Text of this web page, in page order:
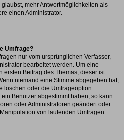
mehr Antwortmöglichkeiten als
einen Administrator.
Umfrage?
nur vom ursprünglichen Verfasser,
bearbeitet werden. Um eine
ersten Beitrag des Themas; dieser ist
niemand eine Stimme abgegeben hat,
löschen oder die Umfrageoption
Benutzer abgestimmt haben, so kann
oder Administratoren geändert oder
von laufenden Umfragen